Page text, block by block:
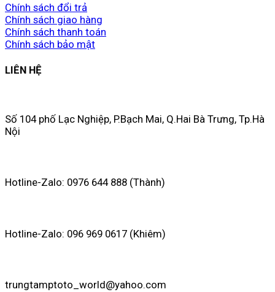
Chính sách đổi trả
Chính sách giao hàng
Chính sách thanh toán
Chính sách bảo mật
LIÊN HỆ
Số 104 phố Lạc Nghiệp, P.Bạch Mai, Q.Hai Bà Trưng, Tp.Hà
Nội
Hotline-Zalo: 0976 644 888 (Thành)
Hotline-Zalo: 096 969 0617 (Khiêm)
trungtamptoto_world@yahoo.com